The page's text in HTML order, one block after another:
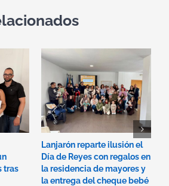
tras
Lanjarón reparte ilusión el
Día de Reyes con regalos en
la residencia de mayores y
la entrega del cheque bebé